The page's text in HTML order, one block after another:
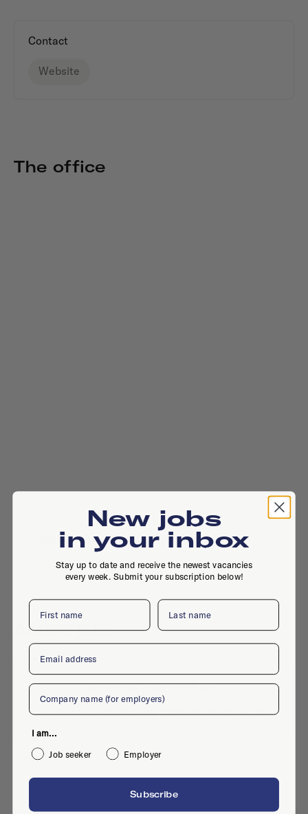
Contact
Website
The office
Maliebaan 68, 3581 CV, Utrecht
Active jobs
No active jobs right now
Is this your company profile?Place a job
New jobs
in your inbox
Stay up to date and receive the newest vacancies
every week. Submit your subscription below!
First name Last name
Email
Company
I am...
Job seeker
Employer
Subscribe